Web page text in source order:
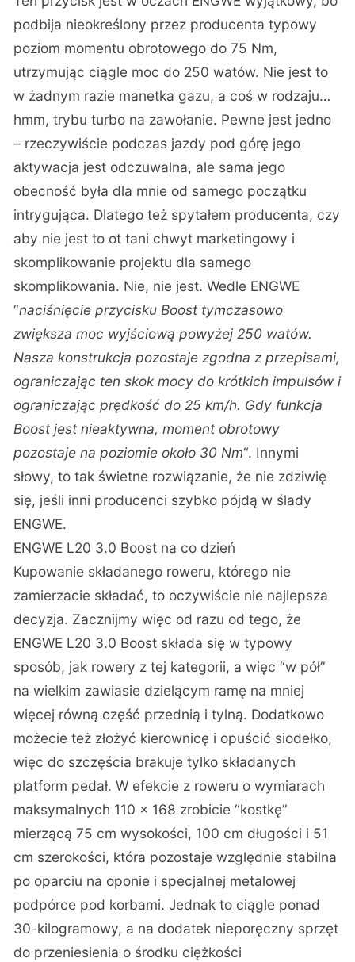
podbija nieokreślony przez producenta typowy
poziom momentu obrotowego do 75 Nm,
utrzymując ciągle moc do 250 watów. Nie jest to
w żadnym razie manetka gazu, a coś w rodzaju…
hmm, trybu turbo na zawołanie. Pewne jest jedno
– rzeczywiście podczas jazdy pod górę jego
aktywacja jest odczuwalna, ale sama jego
obecność była dla mnie od samego początku
intrygująca. Dlatego też spytałem producenta, czy
aby nie jest to ot tani chwyt marketingowy i
skomplikowanie projektu dla samego
skomplikowania. Nie, nie jest. Wedle ENGWE
“naciśnięcie przycisku Boost tymczasowo
zwiększa moc wyjściową powyżej 250 watów.
Nasza konstrukcja pozostaje zgodna z przepisami,
ograniczając ten skok mocy do krótkich impulsów i
ograniczając prędkość do 25 km/h. Gdy funkcja
Boost jest nieaktywna, moment obrotowy
pozostaje na poziomie około 30 Nm“. Innymi
słowy, to tak świetne rozwiązanie, że nie zdziwię
się, jeśli inni producenci szybko pójdą w ślady
ENGWE.
ENGWE L20 3.0 Boost na co dzień
Kupowanie składanego roweru, którego nie
zamierzacie składać, to oczywiście nie najlepsza
decyzja. Zacznijmy więc od razu od tego, że
ENGWE L20 3.0 Boost składa się w typowy
sposób, jak rowery z tej kategorii, a więc “w pół”
na wielkim zawiasie dzielącym ramę na mniej
więcej równą część przednią i tylną. Dodatkowo
możecie też złożyć kierownicę i opuścić siodełko,
więc do szczęścia brakuje tylko składanych
platform pedał. W efekcie z roweru o wymiarach
maksymalnych 110 × 168 zrobicie “kostkę”
mierzącą 75 cm wysokości, 100 cm długości i 51
cm szerokości, która pozostaje względnie stabilna
po oparciu na oponie i specjalnej metalowej
podpórce pod korbami. Jednak to ciągle ponad
30-kilogramowy, a na dodatek nieporęczny sprzęt
do przeniesienia o środku ciężkości